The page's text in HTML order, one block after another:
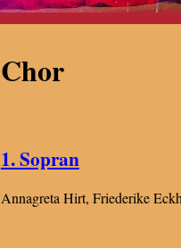
Chor
1. Sopran
Annagreta Hirt, Friederike